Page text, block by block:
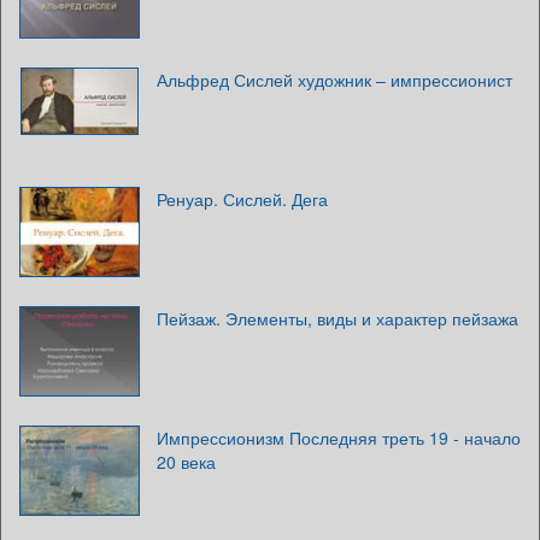
Альфред Сислей художник – импрессионист
Ренуар. Сислей. Дега
Пейзаж. Элементы, виды и характер пейзажа
Импрессионизм Последняя треть 19 - начало
20 века